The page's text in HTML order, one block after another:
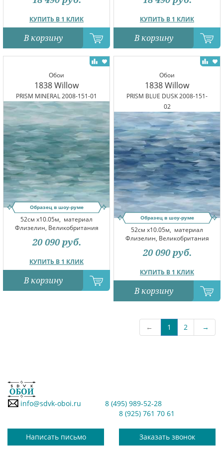
КУПИТЬ В 1 КЛИК
В корзину
КУПИТЬ В 1 КЛИК
В корзину
Обои
1838 Willow
PRISM MINERAL 2008-151-01
Образец в шоу-руме
52см x10.05м, материал
Флизелин, Великобритания
КУПИТЬ В 1 КЛИК
20 090 руб.
В корзину
Обои
1838 Willow
PRISM BLUE DUSK 2008-151-
02
Образец в шоу-руме
52см x10.05м, материал
Флизелин, Великобритания
КУПИТЬ В 1 КЛИК
20 090 руб.
В корзину
← 1 2 →
info@sdvk-oboi.ru
8 (495) 989-52-28
8 (925) 761 70 61
Написать письмо Заказать звонок